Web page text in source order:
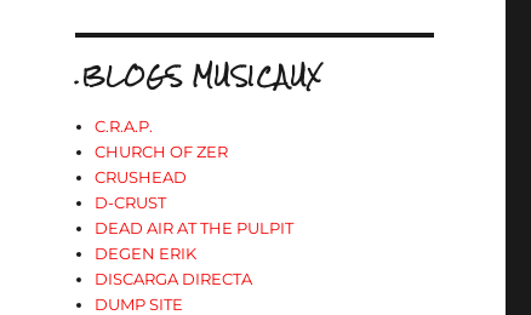
.BLOGS MUSICAUX
C.R.A.P.
CHURCH OF ZER
CRUSHEAD
D-CRUST
DEAD AIR AT THE PULPIT
DEGEN ERIK
DISCARGA DIRECTA
DUMP SITE